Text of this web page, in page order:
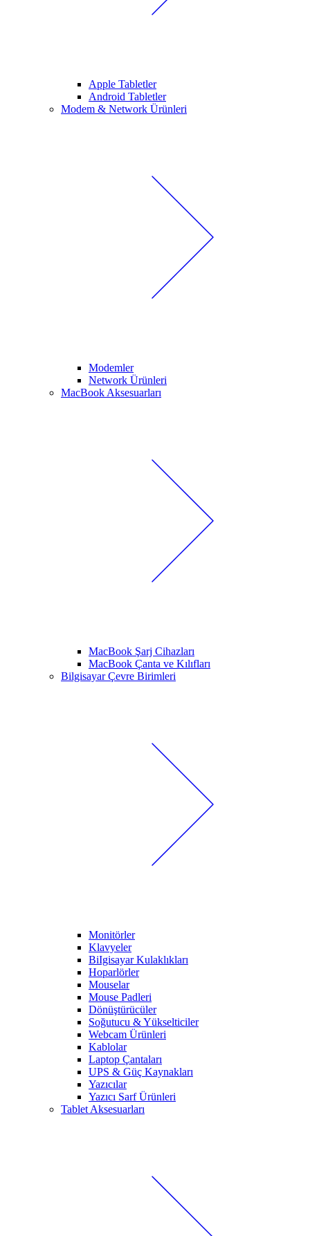
Apple Tabletler
Android Tabletler
Modem & Network Ürünleri
Modemler
Network Ürünleri
MacBook Aksesuarları
MacBook Şarj Cihazları
MacBook Çanta ve Kılıfları
Bilgisayar Çevre Birimleri
Monitörler
Klavyeler
BiIgisayar Kulaklıkları
Hoparlörler
Mouselar
Mouse Padleri
Dönüştürücüler
Soğutucu & Yükselticiler
Webcam Ürünleri
Kablolar
Laptop Çantaları
UPS & Güç Kaynakları
Yazıcılar
Yazıcı Sarf Ürünleri
Tablet Aksesuarları